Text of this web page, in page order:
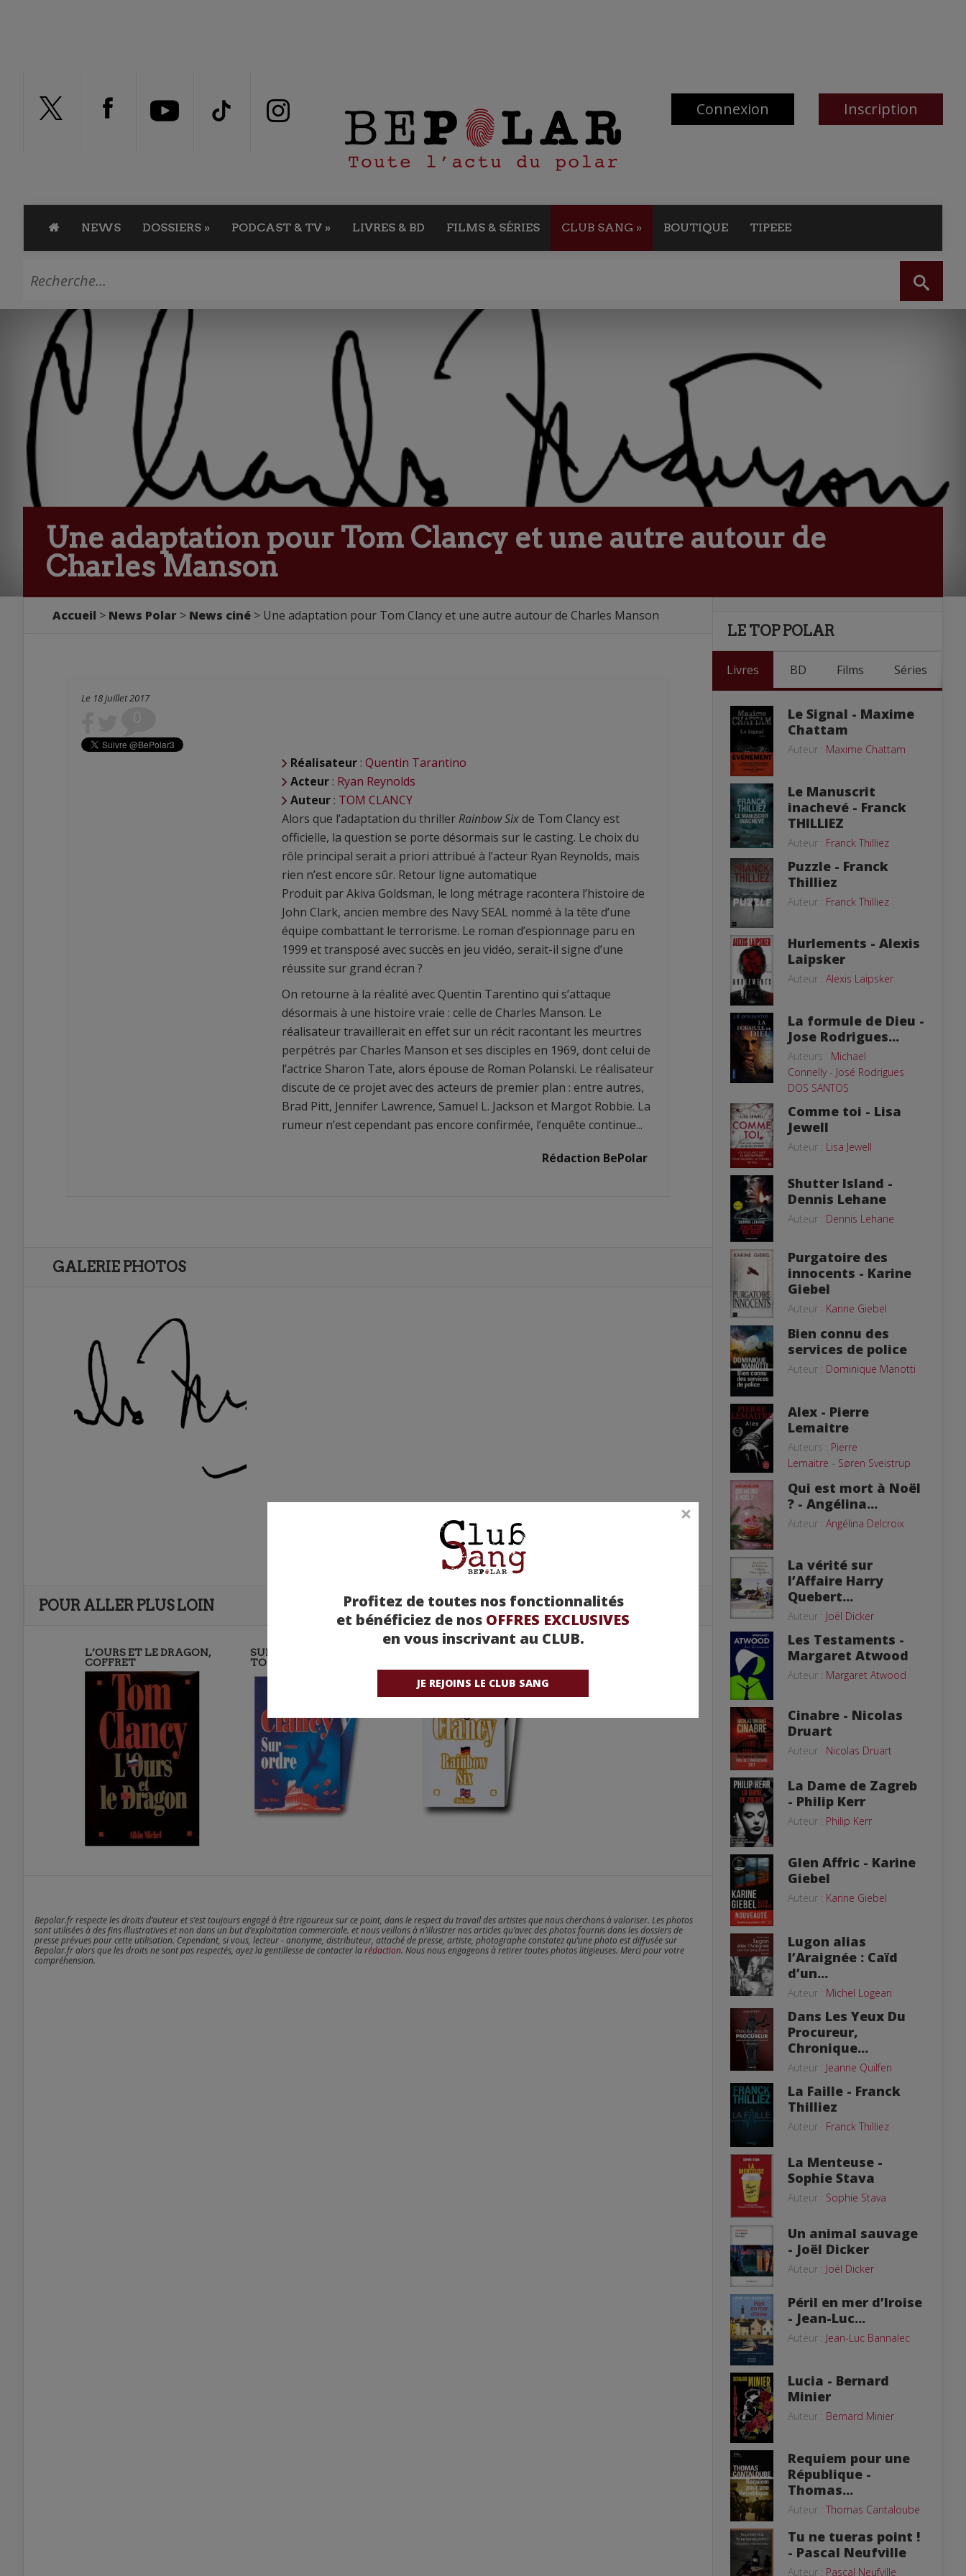
Connexion Inscription
NEWS DOSSIERS » PODCAST & TV » LIVRES & BD FILMS & SÉRIES CLUB SANG » BOUTIQUE TIPEEE
Profitez de toutes nos fonctionnalités
et bénéficiez de nos OFFRES EXCLUSIVES
en vous inscrivant au CLUB.
JE REJOINS LE CLUB SANG
Une adaptation pour Tom Clancy et une autre autour de
Charles Manson
Accueil > News Polar > News ciné > Une adaptation pour Tom Clancy et une autre autour de Charles Manson
Le 18 juillet 2017
Réalisateur : Quentin Tarantino
Acteur : Ryan Reynolds
Auteur : TOM CLANCY
Alors que l’adaptation du thrillerRainbow Sixde Tom Clancy est
officielle, la question se porte désormais sur le casting. Le choix du
rôle principal serait a priori attribué à l’acteur Ryan Reynolds, mais
rien n’est encore sûr. Retour ligne automatique
Produit par Akiva Goldsman, le long métrage racontera l’histoire de
John Clark, ancien membre des Navy SEAL nommé à la tête d’une
équipe combattant le terrorisme. Le roman d’espionnage paru en
1999 et transposé avec succès en jeu vidéo, serait-il signe d’une
réussite sur grand écran ?
On retourne à la réalité avec Quentin Tarentino qui s’attaque
désormais à une histoire vraie : celle de Charles Manson. Le
réalisateur travaillerait en effet sur un récit racontant les meurtres
perpétrés par Charles Manson et ses disciples en 1969, dont celui de
l’actrice Sharon Tate, alors épouse de Roman Polanski. Le réalisateur
discute de ce projet avec des acteurs de premier plan : entre autres,
Brad Pitt, Jennifer Lawrence, Samuel L. Jackson et Margot Robbie. La
rumeur n’est cependant pas encore confirmée, l’enquête continue...
Rédaction BePolar
GALERIE PHOTOS
POUR ALLER PLUS LOIN
L’OURS ET LE DRAGON,
COFFRET
SUR ORDRE, COFFRET
TOMES 1 (…)
Bepolar.fr respecte les droits d’auteur et s’est toujours engagé à être rigoureux sur ce point, dans le respect du travail des artistes que nous cherchons à valoriser. Les photos
sont utilisées à des fins illustratives et non dans un but d’exploitation commerciale. et nous veillons à n’illustrer nos articles qu’avec des photos fournis dans les dossiers de
presse prévues pour cette utilisation. Cependant, si vous, lecteur - anonyme, distributeur, attaché de presse, artiste, photographe constatez qu’une photo est diffusée sur
Bepolar.fr alors que les droits ne sont pas respectés, ayez la gentillesse de contacter larédaction. Nous nous engageons à retirer toutes photos litigieuses. Merci pour votre
compréhension.
LE TOP POLAR
Livres BD Films Séries
Le Signal - Maxime
Chattam
Auteur : Maxime Chattam
Le Manuscrit
inachevé - Franck
THILLIEZ
Auteur : Franck Thilliez
Puzzle - Franck
Thilliez
Auteur : Franck Thilliez
Hurlements - Alexis
Laipsker
Auteur : Alexis Laipsker
La formule de Dieu -
Jose Rodrigues...
Auteurs : Michael
Connelly- José Rodrigues
DOS SANTOS
Comme toi - Lisa
Jewell
Auteur : Lisa Jewell
Shutter Island -
Dennis Lehane
Auteur : Dennis Lehane
Purgatoire des
innocents - Karine
Giebel
Auteur : Karine Giebel
Bien connu des
services de police
Auteur : Dominique Manotti
Alex - Pierre
Lemaitre
Auteurs : Pierre
Lemaitre - Søren Sveistrup
Qui est mort à Noël
? - Angélina...
Auteur : Angélina Delcroix
La vérité sur
l’Affaire Harry
Quebert...
Auteur : Joël Dicker
Les Testaments -
Margaret Atwood
Auteur : Margaret Atwood
Cinabre - Nicolas
Druart
Auteur : Nicolas Druart
La Dame de Zagreb
- Philip Kerr
Auteur : Philip Kerr
Glen Affric - Karine
Giebel
Auteur : Karine Giebel
Lugon alias
l’Araignée : Caïd
d’un...
Auteur : Michel Logean
Dans Les Yeux Du
Procureur,
Chronique...
Auteur : Jeanne Quilfen
La Faille - Franck
Thilliez
Auteur : Franck Thilliez
La Menteuse -
Sophie Stava
Auteur : Sophie Stava
Un animal sauvage
- Joël Dicker
Auteur : Joël Dicker
Péril en mer d’Iroise
- Jean-Luc...
Auteur : Jean-Luc Bannalec
Lucia - Bernard
Minier
Auteur : Bernard Minier
Requiem pour une
République -
Thomas...
Auteur : Thomas Cantaloube
Tu ne tueras point !
- Pascal Neufville
Auteur : Pascal Neufville